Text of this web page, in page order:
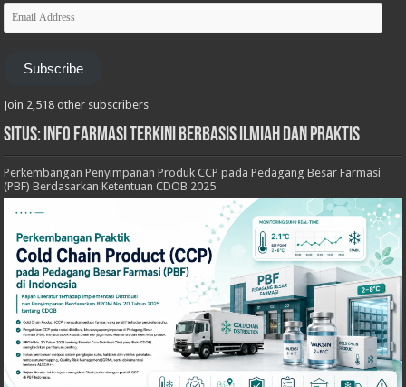
Email
Address
Subscribe
Join 2,518 other subscribers
Situs: Info Farmasi Terkini Berbasis Ilmiah dan Praktis
Perkembangan Penyimpanan Produk CCP pada Pedagang Besar Farmasi
(PBF) Berdasarkan Ketentuan CDOB 2025